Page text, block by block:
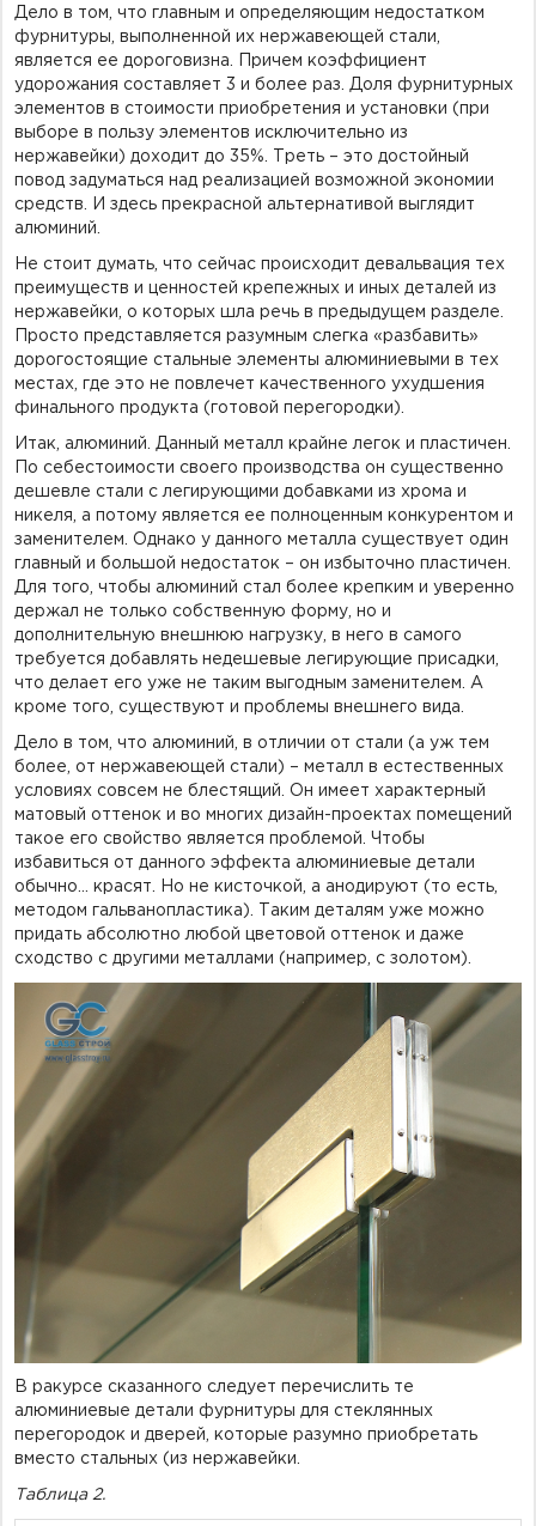
Дело в том, что главным и определяющим недостатком
фурнитуры, выполненной их нержавеющей стали,
является ее дороговизна. Причем коэффициент
удорожания составляет 3 и более раз. Доля фурнитурных
элементов в стоимости приобретения и установки (при
выборе в пользу элементов исключительно из
нержавейки) доходит до 35%. Треть – это достойный
повод задуматься над реализацией возможной экономии
средств. И здесь прекрасной альтернативой выглядит
алюминий.
Не стоит думать, что сейчас происходит девальвация тех
преимуществ и ценностей крепежных и иных деталей из
нержавейки, о которых шла речь в предыдущем разделе.
Просто представляется разумным слегка «разбавить»
дорогостоящие стальные элементы алюминиевыми в тех
местах, где это не повлечет качественного ухудшения
финального продукта (готовой перегородки).
Итак, алюминий. Данный металл крайне легок и пластичен.
По себестоимости своего производства он существенно
дешевле стали с легирующими добавками из хрома и
никеля, а потому является ее полноценным конкурентом и
заменителем. Однако у данного металла существует один
главный и большой недостаток – он избыточно пластичен.
Для того, чтобы алюминий стал более крепким и уверенно
держал не только собственную форму, но и
дополнительную внешнюю нагрузку, в него в самого
требуется добавлять недешевые легирующие присадки,
что делает его уже не таким выгодным заменителем. А
кроме того, существуют и проблемы внешнего вида.
Дело в том, что алюминий, в отличии от стали (а уж тем
более, от нержавеющей стали) – металл в естественных
условиях совсем не блестящий. Он имеет характерный
матовый оттенок и во многих дизайн-проектах помещений
такое его свойство является проблемой. Чтобы
избавиться от данного эффекта алюминиевые детали
обычно… красят. Но не кисточкой, а анодируют (то есть,
методом гальванопластика). Таким деталям уже можно
придать абсолютно любой цветовой оттенок и даже
сходство с другими металлами (например, с золотом).
В ракурсе сказанного следует перечислить те
алюминиевые детали фурнитуры для стеклянных
перегородок и дверей, которые разумно приобретать
вместо стальных (из нержавейки.
Таблица 2.